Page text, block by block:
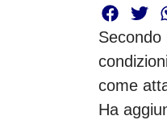
Secondo
come
Ha